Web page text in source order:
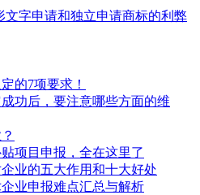
文字申请和独立申请商标的利弊
的7项要求！
功后，要注意哪些方面的维
项目申报，全在这里了
业的五大作用和十大好处
业申报难点汇总与解析